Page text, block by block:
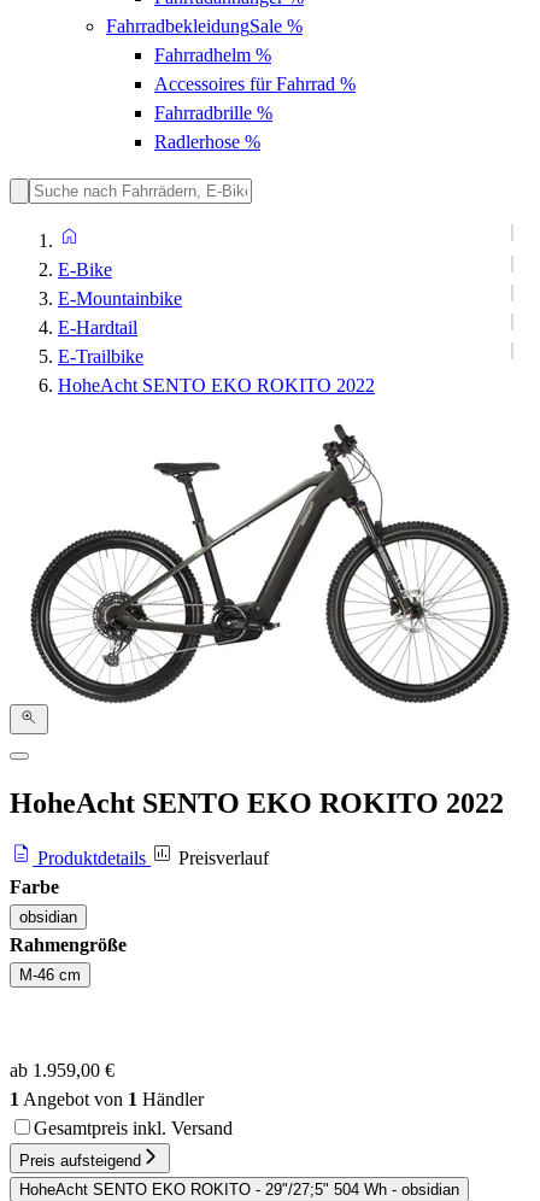
FahrradbekleidungSale %
Fahrradhelm %
Accessoires für Fahrrad %
Fahrradbrille %
Radlerhose %
E-Bike
E-Mountainbike
E-Hardtail
E-Trailbike
HoheAcht SENTO EKO ROKITO 2022
HoheAcht SENTO EKO ROKITO 2022
Produktdetails
Preisverlauf
Farbe
obsidian
Rahmengröße
M-46 cm
ab 1.959,00 €
1 Angebot von 1 Händler
Gesamtpreis inkl. Versand
Preis aufsteigend
HoheAcht SENTO EKO ROKITO - 29"/27;5" 504 Wh - obsidian